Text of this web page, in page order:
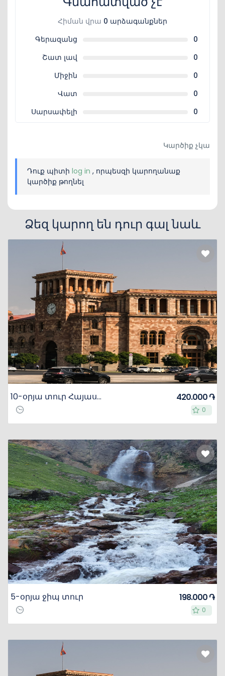
Հիման վրա 0 արձագանքներ
Գերազանց
0
Շատ լավ
0
Միջին
0
Վատ
0
Սարսափելի
0
Կարծիք չկա
Դուք պիտի log in , որպեսզի կարողանաք
կարծիք թողնել
Ձեզ կարող են դուր գալ նաև
10-օրյա տուր Հայաստանում և Վրաստանում
0
0
420.000 ֏
5-օրյա ջիպ տուր
0
0
198.000 ֏